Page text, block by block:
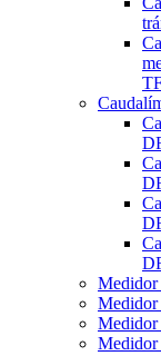
Medidor
Medidor
Medidor
Medidor